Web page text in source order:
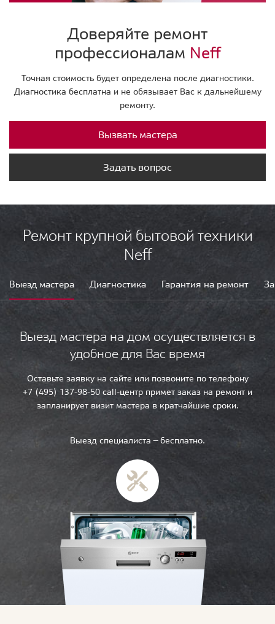
Доверяйте ремонт
профессионалам Neff
Точная стоимость будет определена после диагностики.
Диагностика бесплатна и не обязывает Вас к дальнейшему
ремонту.
Вызвать мастера
Задать вопрос
Ремонт крупной бытовой техники
Neff
Выезд мастера Диагностика Гарантия на ремонт
Выезд мастера на дом осуществляется в
удобное для Вас время
Оставьте заявку на сайте или позвоните по телефону
+7 (495) 137-98-50 call-центр примет заказ на ремонт и
запланирует визит мастера в кратчайшие сроки.
Выезд специалиста — бесплатно.